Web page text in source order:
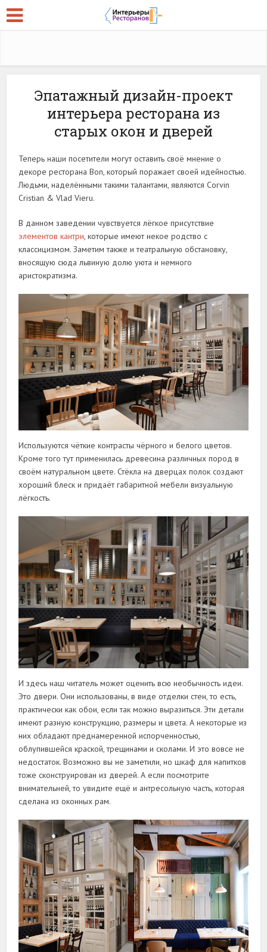
Эпатажный дизайн-проект
интерьера ресторана из
старых окон и дверей
Теперь наши посетители могут оставить своё мнение о
декоре ресторана Bon, который поражает своей идейностью.
Людьми, наделёнными такими талантами, являются Corvin
Cristian & Vlad Vieru.
В данном заведении чувствуется лёгкое присутствие
элементов кантри, которые имеют некое родство с
классицизмом. Заметим также и театральную обстановку,
вносящую сюда львиную долю уюта и немного
аристократизма.
Используются чёткие контрасты чёрного и белого цветов.
Кроме того тут применилась древесина различных пород в
своём натуральном цвете. Стёкла на дверцах полок создают
хороший блеск и придаёт габаритной мебели визуальную
лёгкость.
И здесь наш читатель может оценить всю необычность идеи.
Это двери. Они использованы, в виде отделки стен, то есть,
практически как обои, если так можно выразиться. Эти детали
имеют разную конструкцию, размеры и цвета. А некоторые из
них обладают преднамеренной испорченностью,
облупившейся краской, трещинами и сколами. И это вовсе не
недостаток. Возможно вы не заметили, но шкаф для напитков
тоже сконструирован из дверей. А если посмотрите
внимательней, то увидите ещё и антресольную часть, которая
сделана из оконных рам.